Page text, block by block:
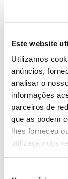
Este website
Utilizamos
anúncios,
analisar o
informações
parceiros de
que as podem
lhes forneceu
utilização dos
se regulam,
dominante e
compreender
formaram ao
evolução das
geográfica.
Em paralelo,
níveis
climáticas
escalas